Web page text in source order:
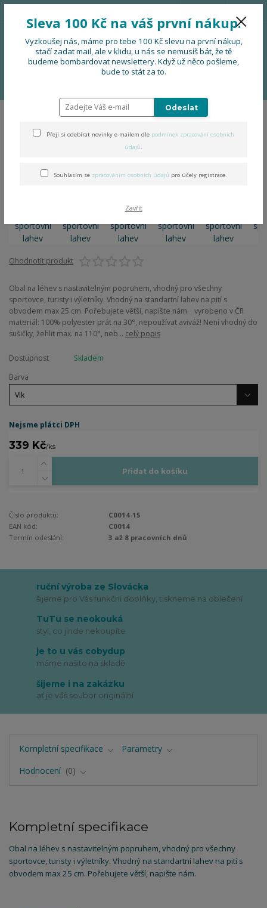
Menu
0 Kč
Obal na sportovní lahev
Ohodnotit produkt
Obal na léhev s nastavitelným popruhem, vhodný pro všechny
sportovce, turisty i výletníky. Vhodný na standartní lahev na pití s
obvodem max 25 cm. Pořebujete větší, napište nám. vyrobeno v ČR
materiál: 100% polyester prát na 30°, nepoužívat aviváž! Není vhodný do
sušičky, žehlit max. na 110°, neb... celý popis
Dostupnost
Skladem
Barva
Nejsme plátci DPH
339 Kč/ks
Přidat do košíku
Číslo produktu:
C0014-15
EAN kód:
C0014
Termín odeslání:
3 až 8 pracovních dnů
ruční výroba ze Slovácka
šijeme pro Vás funkční doplňky, tiskneme na oblečení
TuTu se neokouká
styl, co jinde nekoupíte
je to u vás cobydup
máme našito na skladě
šijeme i na zakázku
ať je váš soubor originální
Kompletní specifikace
Parametry
Hodnocení
0
Kompletní specifikace
Obal na léhev s nastavitelným popruhem, vhodný pro všechny
sportovce, turisty i výletníky. Vhodný na standartní lahev na pití s
obvodem max 25 cm. Pořebujete větší, napište nám.
Sleva 100 Kč na váš první nákup.
Vyzkoušej nás, máme pro tebe 100 Kč slevu na první nákup,
stačí zadat mail, ale v klidu, u nás se nemusíš bát, že tě
budeme bombardovat newslettery. Když už něco pošleme,
bude to stát za to.
Odeslat
Přeji si odebírat novinky e-mailem dle podmínek zpracování osobních
údajů.
Souhlasím se zpracováním osobních údajů pro účely registrace.
Zavřít